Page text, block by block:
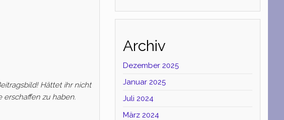
Hättet ihr nicht
zu haben.
Archiv
Dezember 2025
Januar 2025
Juli 2024
März 2024